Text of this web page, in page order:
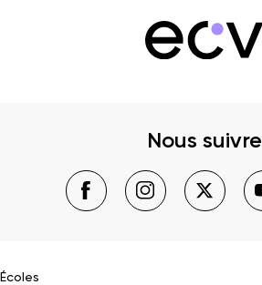
Nous suivre
Écoles